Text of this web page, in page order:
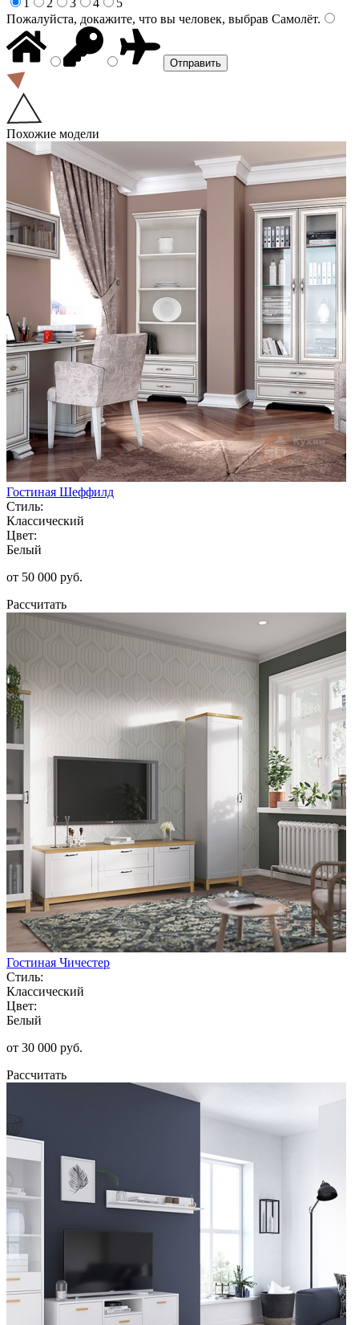
Пожалуйста, докажите, что вы человек, выбрав Самолёт.
Похожие модели
Гостиная Шеффилд
Стиль:
Классический
Цвет:
Белый
от 50 000 руб.
Рассчитать
Гостиная Чичестер
Стиль:
Классический
Цвет:
Белый
от 30 000 руб.
Рассчитать